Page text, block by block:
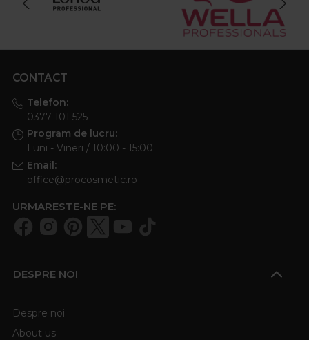
CONTACT
Telefon:
0377 101 525
Program de lucru:
Luni - Vineri / 10:00 - 15:00
Email:
office@procosmetic.ro
URMARESTE-NE PE:
DESPRE NOI
Despre noi
About us